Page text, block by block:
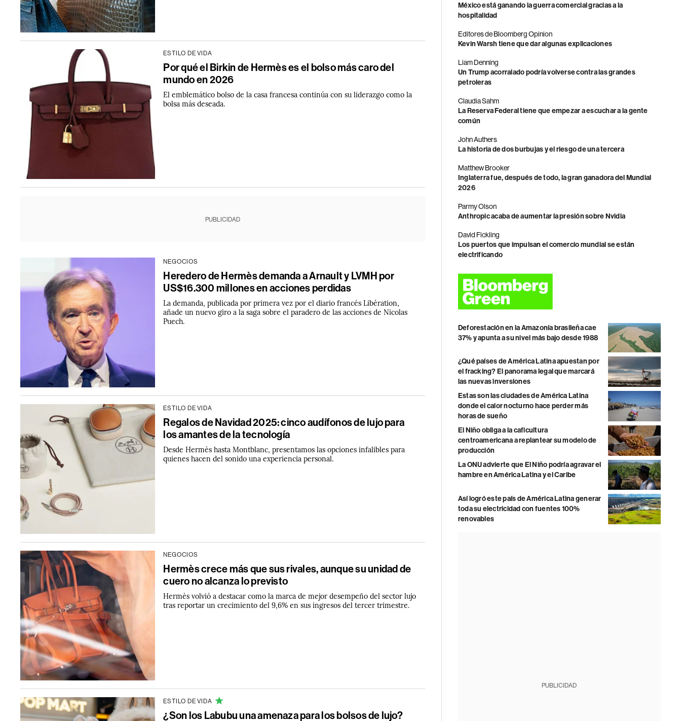
ESTILO DE VIDA
Por qué el Birkin de Hermès es el bolso más caro del
mundo en 2026
El emblemático bolso de la casa francesa continúa con su liderazgo como la
bolsa más deseada.
PUBLICIDAD
NEGOCIOS
Heredero de Hermès demanda a Arnault y LVMH por
US$16.300 millones en acciones perdidas
La demanda, publicada por primera vez por el diario francés Libération,
añade un nuevo giro a la saga sobre el paradero de las acciones de Nicolas
Puech.
ESTILO DE VIDA
Regalos de Navidad 2025: cinco audífonos de lujo para
los amantes de la tecnología
Desde Hermès hasta Montblanc, presentamos las opciones infalibles para
quienes hacen del sonido una experiencia personal.
NEGOCIOS
Hermès crece más que sus rivales, aunque su unidad de
cuero no alcanza lo previsto
Hermès volvió a destacar como la marca de mejor desempeño del sector lujo
tras reportar un crecimiento del 9,6% en sus ingresos del tercer trimestre.
ESTILO DE VIDA
¿Son los Labubu una amenaza para los bolsos de lujo?
México está ganando la guerra comercial gracias a la
hospitalidad
Editores de Bloomberg Opinion
Kevin Warsh tiene que dar algunas explicaciones
Liam Denning
Un Trump acorralado podría volverse contra las grandes
petroleras
Claudia Sahm
La Reserva Federal tiene que empezar a escuchar a la gente
común
John Authers
La historia de dos burbujas y el riesgo de una tercera
Matthew Brooker
Inglaterra fue, después de todo, la gran ganadora del Mundial
2026
Parmy Olson
Anthropic acaba de aumentar la presión sobre Nvidia
David Fickling
Los puertos que impulsan el comercio mundial se están
electrificando
Deforestación en la Amazonía brasileña cae
37% y apunta a su nivel más bajo desde 1988
¿Qué países de América Latina apuestan por
el fracking? El panorama legal que marcará
las nuevas inversiones
Estas son las ciudades de América Latina
donde el calor nocturno hace perder más
horas de sueño
El Niño obliga a la caficultura
centroamericana a replantear su modelo de
producción
La ONU advierte que El Niño podría agravar el
hambre en América Latina y el Caribe
Así logró este país de América Latina generar
toda su electricidad con fuentes 100%
renovables
PUBLICIDAD